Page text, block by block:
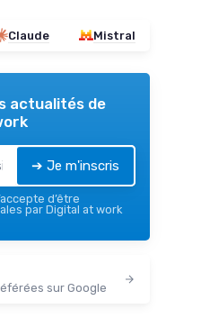
Claude Mistral
actualités de
➔ Je m'inscris
d’être
par Digital at work
sur Google